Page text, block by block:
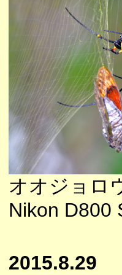
オオジョロ
Nikon D800
2015.8.29